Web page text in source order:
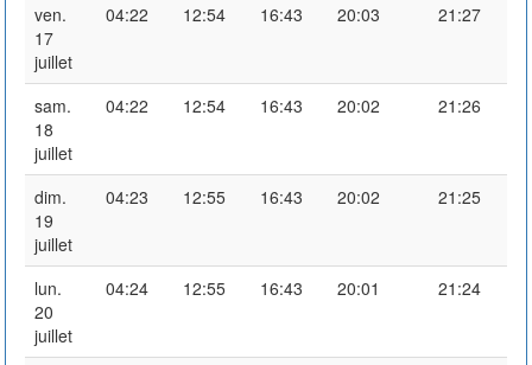
ven.
17
juillet
04:22 12:54 16:43 20:03 21:27
sam.
18
juillet
04:22 12:54 16:43 20:02 21:26
dim.
19
juillet
04:23 12:55 16:43 20:02 21:25
lun.
20
juillet
04:24 12:55 16:43 20:01 21:24